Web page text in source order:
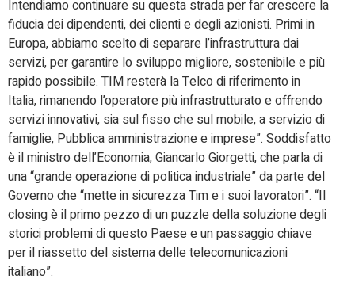
Intendiamo continuare su questa strada per far crescere la
fiducia dei dipendenti, dei clienti e degli azionisti. Primi in
Europa, abbiamo scelto di separare l’infrastruttura dai
servizi, per garantire lo sviluppo migliore, sostenibile e più
rapido possibile. TIM resterà la Telco di riferimento in
Italia, rimanendo l’operatore più infrastrutturato e offrendo
servizi innovativi, sia sul fisso che sul mobile, a servizio di
famiglie, Pubblica amministrazione e imprese”. Soddisfatto
è il ministro dell’Economia, Giancarlo Giorgetti, che parla di
una “grande operazione di politica industriale” da parte del
Governo che “mette in sicurezza Tim e i suoi lavoratori”. “Il
closing è il primo pezzo di un puzzle della soluzione degli
storici problemi di questo Paese e un passaggio chiave
per il riassetto del sistema delle telecomunicazioni
italiano”.